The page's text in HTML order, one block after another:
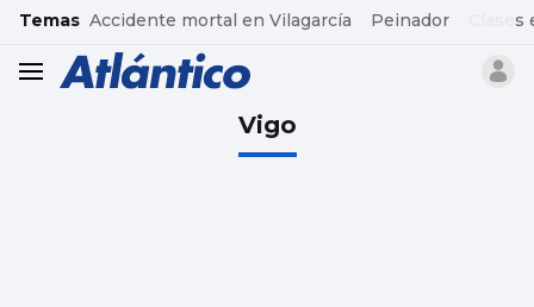
common.go-to-content
Temas Accidente mortal en Vilagarcía Peinador
header.menu.open
Vigo